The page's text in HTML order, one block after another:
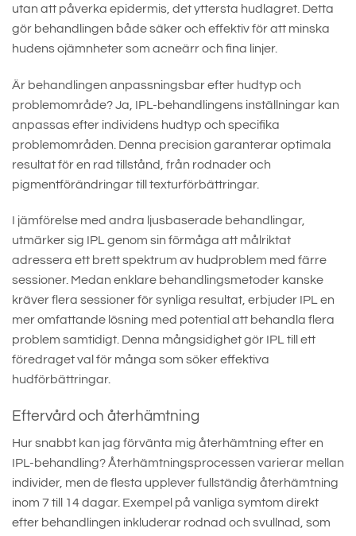
utan att påverka epidermis, det yttersta hudlagret. Detta
gör behandlingen både säker och effektiv för att minska
hudens ojämnheter som acneärr och fina linjer.
Är behandlingen anpassningsbar efter hudtyp och
problemområde? Ja, IPL-behandlingens inställningar kan
anpassas efter individens hudtyp och specifika
problemområden. Denna precision garanterar optimala
resultat för en rad tillstånd, från rodnader och
pigmentförändringar till texturförbättringar.
I jämförelse med andra ljusbaserade behandlingar,
utmärker sig IPL genom sin förmåga att målriktat
adressera ett brett spektrum av hudproblem med färre
sessioner. Medan enklare behandlingsmetoder kanske
kräver flera sessioner för synliga resultat, erbjuder IPL en
mer omfattande lösning med potential att behandla flera
problem samtidigt. Denna mångsidighet gör IPL till ett
föredraget val för många som söker effektiva
hudförbättringar.
Eftervård och återhämtning
Hur snabbt kan jag förvänta mig återhämtning efter en
IPL-behandling? Återhämtningsprocessen varierar mellan
individer, men de flesta upplever fullständig återhämtning
inom 7 till 14 dagar. Exempel på vanliga symtom direkt
efter behandlingen inkluderar rodnad och svullnad, som